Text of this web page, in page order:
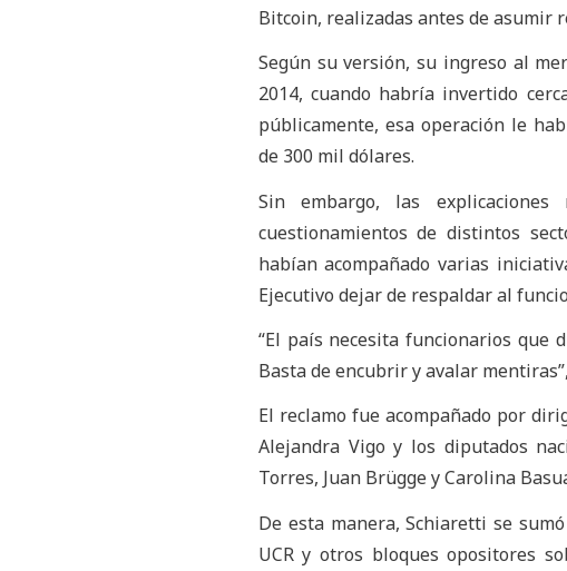
Bitcoin, realizadas antes de asumir
Según su versión, su ingreso al
2014, cuando habría invertido
públicamente, esa operación le
de 300 mil dólares.
Sin embargo, las
cuestionamientos de distintos
habían acompañado varias
Ejecutivo dejar de respaldar al
“El país necesita funcionarios que
Basta de encubrir y avalar
El reclamo fue acompañado por
Alejandra Vigo y los diputados
Torres, Juan Brügge y Carolina
De esta manera, Schiaretti se
UCR y otros bloques opositores